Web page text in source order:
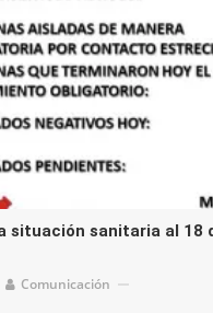
situación sanitaria al 18
Comunicación